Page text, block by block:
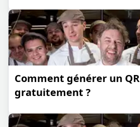
Comment générer un
gratuitement ?